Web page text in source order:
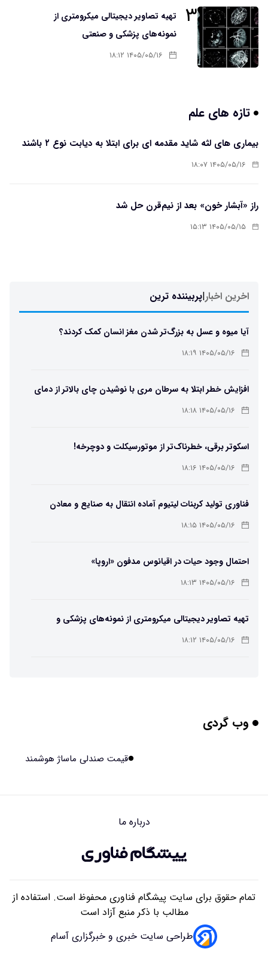
۳
تهیه تصاویر دیجیتالی میکرومتری از
نمونه‌های پزشکی و صنعتی
۱۴۰۵/۰۵/۱۶ ۱۸:۱۲
تازه های علم
بیماری های لثه شاید مقدمه ای برای ابتلا به دیابت نوع ۲ باشند
۱۴۰۵/۰۵/۱۶ ۱۸:۰۷
راز «آبشار خون» بعد از نیم‌قرن حل شد
۱۴۰۵/۰۵/۱۵ ۱۵:۱۳
اخرین اخبار|پربیننده ترین
آیا میوه و عسل به بزرگ‌تر شدن مغز انسان کمک کردند؟
۱۴۰۵/۰۵/۱۶ ۱۸:۱۹
افزایش خطر ابتلا به سرطان مری با نوشیدن چای بالاتر از دمای
۶۵ درجه ۱۴۰۵/۰۵/۱۶ ۱۸:۱۸
اسکوتر برقی، خطرناک‌تر از موتورسیکلت و دوچرخه!
۱۴۰۵/۰۵/۱۶ ۱۸:۱۶
فناوری تولید کربنات لیتیوم آماده انتقال به صنایع و معادن
است۱۴۰۵/۰۵/۱۶ ۱۸:۱۵
احتمال وجود حیات در اقیانوس مدفون «اروپا»
۱۴۰۵/۰۵/۱۶ ۱۸:۱۳
تهیه تصاویر دیجیتالی میکرومتری از نمونه‌های پزشکی و
صنعتی۱۴۰۵/۰۵/۱۶ ۱۸:۱۲
بلندگو سقفی توکار یا روکار؟ راهنمای کامل مقایسه، مزایا،
معایب و انتخاب بهترین مدل
وب گردی
قیمت صندلی ماساژ هوشمند
درباره ما
تمام حقوق برای سایت پیشگام فناوری محفوظ است. استفاده از
مطالب با ذکر منبع آزاد است
طراحی سایت خبری و خبرگزاری آسام